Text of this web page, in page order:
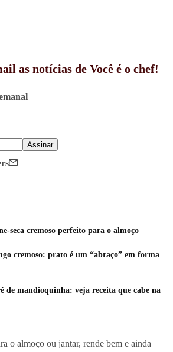
as notícias de Você é o chef!
Assinar
seca cremoso perfeito para o almoço
cremoso: prato é um “abraço” em forma
de mandioquinha: veja receita que cabe na
o almoço ou jantar, rende bem e ainda